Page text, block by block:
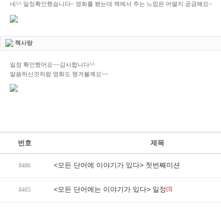
네^^ 일정확인했습니다~ 영화를 봤는데 책에서 주는 느낌은 어떨지 궁금해요~
책사랑
일정 확인했어요~~감사합니다^^
말씀하신것처럼 영화도 챙겨볼께요~~
번호 제목
8486 <모든 단어에 이야기가 있다> 첫번째미션
8485 <모든 단어에는 이야기가 있다> 일정[3]